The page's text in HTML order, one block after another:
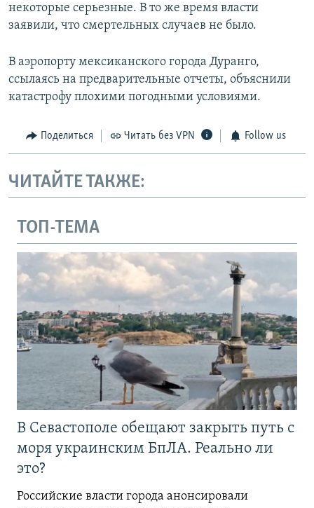
некоторые серьезные. В то же время власти
заявили, что смертельных случаев не было.
В аэропорту мексиканского города Дуранго,
ссылаясь на предварительные отчеты, объяснили
катастрофу плохими погодными условиями.
Поделиться Читать без VPN Follow us
ЧИТАЙТЕ ТАКЖЕ:
ТОП-ТЕМА
В Севастополе обещают закрыть путь с
моря украинским БпЛА. Реально ли
это?
Российские власти города анонсировали